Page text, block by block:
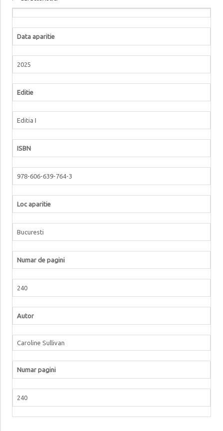
Data aparitie
2025
Editie
Editia I
ISBN
978-606-639-764-3
Loc aparitie
Bucuresti
Numar de pagini
240
Autor
Caroline Sullivan
Numar pagini
240